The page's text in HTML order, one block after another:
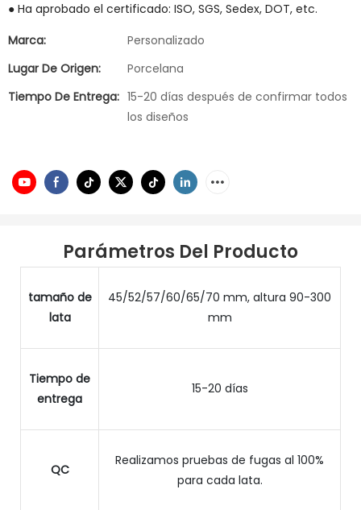
● Ha aprobado el certificado: ISO, SGS, Sedex, DOT, etc.
Marca:
Personalizado
Lugar De Origen:
Porcelana
Tiempo De Entrega: 15-20 días después de confirmar todos
los diseños
Parámetros Del Producto
tamaño de
lata
45/52/57/60/65/70 mm, altura 90-300
mm
Tiempo de
entrega
15-20 días
QC
Realizamos pruebas de fugas al 100%
para cada lata.